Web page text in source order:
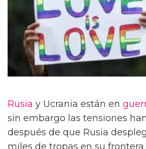
Rusia y Ucrania están en
sin embargo las tensiones
después de que Rusia
miles de tropas en su frontera